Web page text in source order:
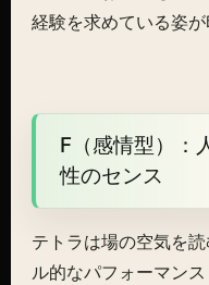
経験を求めている姿が
F（感情型）：
性のセンス
テトラは場の空気を
ル的なパフォーマン